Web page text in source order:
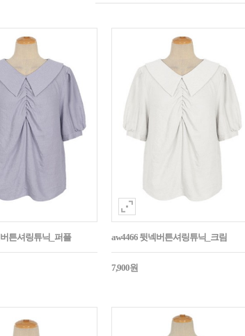
튼셔링튜닉_퍼플 aw4466 뒷넥버튼셔링튜닉_크림
7,900원